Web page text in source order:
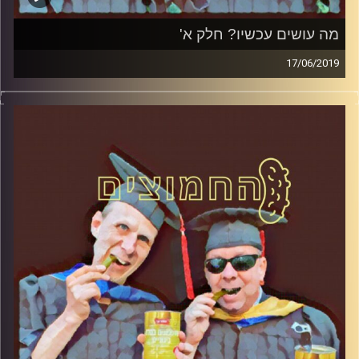
מה עושים עכשיו? חלק א'
17/06/2019
פרופסור בועז בן-דוד ופרופסור גלעד הירשברגר
קרדיט תמונות:AudioVersity